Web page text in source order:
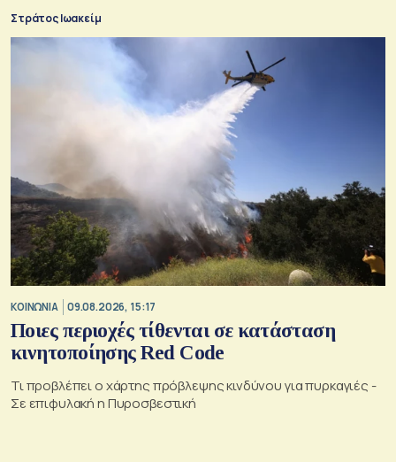
Στράτος Ιωακείμ
ΚΟΙΝΩΝΙΑ 09.08.2026, 15:17
Ποιες περιοχές τίθενται σε κατάσταση
κινητοποίησης Red Code
Τι προβλέπει ο χάρτης πρόβλεψης κινδύνου για πυρκαγιές -
Σε επιφυλακή η Πυροσβεστική